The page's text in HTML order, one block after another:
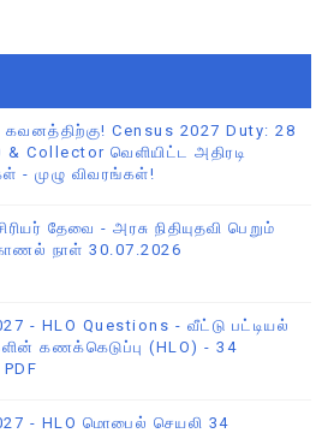
கவனத்திற்கு! Census 2027 Duty: 28
& Collector வெளியிட்ட அதிரடி
- முழு விவரங்கள்!
தேவை - அரசு நிதியுதவி பெறும்
நாள் 30.07.2026
- HLO Questions - வீட்டு பட்டியல்
கணக்கெடுப்பு (HLO) - 34
- HLO மொபைல் செயலி 34